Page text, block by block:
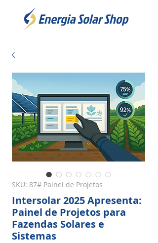
SKU: 87# Painel de Projetos
Intersolar 2025 Apresenta:
Painel de Projetos para
Fazendas Solares e
Sistemas